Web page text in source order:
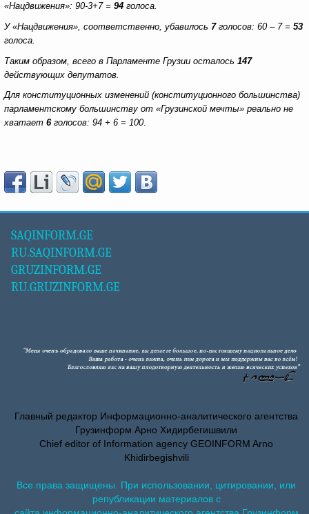
«Нацдвижения»: 90-3+7 = 94 голоса.
У «Нацдвижения», соответственно, убавилось 7 голосов: 60 – 7 = 53
голоса.
Таким образом, всего в Парламенте Грузии осталось 147
действующих депутатов.
Для конституционных изменений (конституционного большинства)
парламентскому большинству от «Грузинской мечты» реально не
хватает 6 голосов: 94 + 6 = 100.
SAQINFORM.GE
RU.SAQINFORM.GE
GRUZINFORM.GE
RU.GRUZINFORM.GE
Главный редактор Информационно-аналитического агентства
Грузинформ Арно Хидирбегишвили
Chief editor of Information agency GEOINFORM Arno
Khidirbegishvili
Все права защищены. При использовании, цитировании, или
републикации материалов с